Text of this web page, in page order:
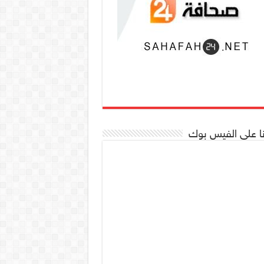
على الفيس بوك